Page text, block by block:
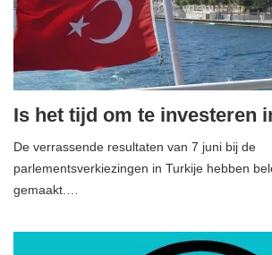
Is het tijd om te investeren
De verrassende resultaten van 7 juni bij de
parlementsverkiezingen in Turkije hebben
gemaakt.…